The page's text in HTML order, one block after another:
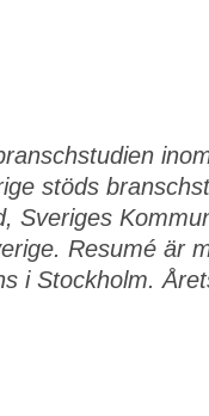
stöds
Sveriges
Resumé är
i Stockholm.